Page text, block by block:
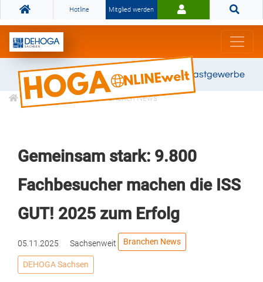
Hotline Mitglied werden
Gemeinsam stark für das Gastgewerbe
Informationen Branchen News
Gemeinsam stark: 9.800
Fachbesucher machen die ISS
GUT! 2025 zum Erfolg
05.11.2025 Sachsenweit Branchen News
DEHOGA Sachsen